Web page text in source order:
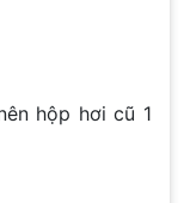
hộp hơi cũ 1